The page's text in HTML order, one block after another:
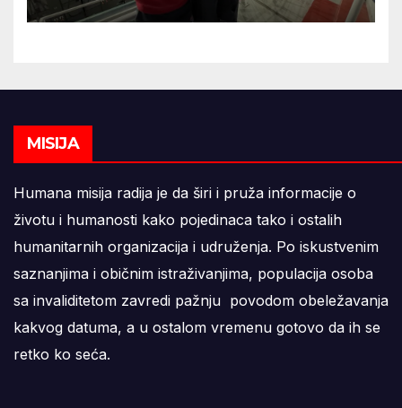
MISIJA
Humana misija radija je da širi i pruža informacije o
životu i humanosti kako pojedinaca tako i ostalih
humanitarnih organizacija i udruženja. Po iskustvenim
saznanjima i običnim istraživanjima, populacija osoba
sa invaliditetom zavredi pažnju povodom obeležavanja
kakvog datuma, a u ostalom vremenu gotovo da ih se
retko ko seća.